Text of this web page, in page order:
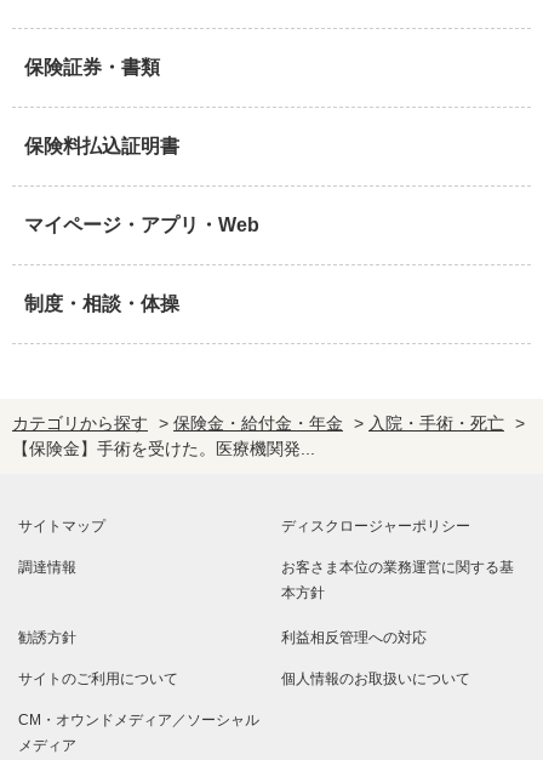
保険証券・書類
保険料払込証明書
マイページ・アプリ・Web
制度・相談・体操
カテゴリから探す > 保険金・給付金・年金 > 入院・手術・死亡 >
【保険金】手術を受けた。医療機関発...
サイトマップ ディスクロージャーポリシー
調達情報 お客さま本位の業務運営に関する基
本方針
勧誘方針 利益相反管理への対応
サイトのご利用について 個人情報のお取扱いについて
CM・オウンドメディア／ソーシャル
メディア